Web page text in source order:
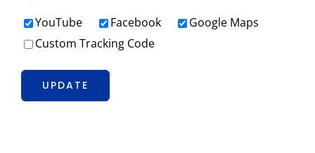
YouTube
Facebook
Google Maps
Custom Tracking Code
UPDATE